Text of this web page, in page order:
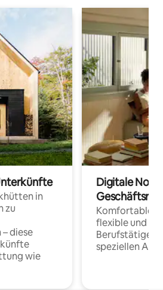
in
zu
diese
wie
Digitale
Komfortable
flexible und
Berufstätige
speziellen